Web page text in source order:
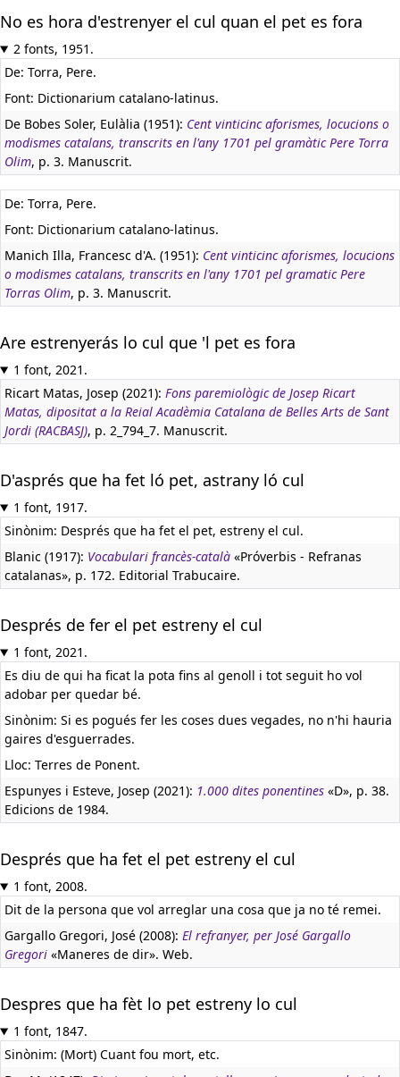
No es hora d'estrenyer el cul quan el pet es fora
2 fonts, 1951.
De: Torra, Pere.
Font: Dictionarium catalano-latinus.
De Bobes Soler, Eulàlia (1951): Cent vinticinc aforismes, locucions o
modismes catalans, transcrits en l'any 1701 pel gramàtic Pere Torra
Olim, p. 3. Manuscrit.
De: Torra, Pere.
Font: Dictionarium catalano-latinus.
Manich Illa, Francesc d'A. (1951): Cent vinticinc aforismes, locucions
o modismes catalans, transcrits en l'any 1701 pel gramatic Pere
Torras Olim, p. 3. Manuscrit.
Are estrenyerás lo cul que 'l pet es fora
1 font, 2021.
Ricart Matas, Josep (2021): Fons paremiològic de Josep Ricart
Matas, dipositat a la Reial Acadèmia Catalana de Belles Arts de Sant
Jordi (RACBASJ), p. 2_794_7. Manuscrit.
D'asprés que ha fet ló pet, astrany ló cul
1 font, 1917.
Sinònim: Després que ha fet el pet, estreny el cul.
Blanic (1917): Vocabulari francès-català «Próverbis - Refranas
catalanas», p. 172. Editorial Trabucaire.
Després de fer el pet estreny el cul
1 font, 2021.
Es diu de qui ha ficat la pota fins al genoll i tot seguit ho vol
adobar per quedar bé.
Sinònim: Si es pogués fer les coses dues vegades, no n'hi hauria
gaires d'esguerrades.
Lloc: Terres de Ponent.
Espunyes i Esteve, Josep (2021): 1.000 dites ponentines «D», p. 38.
Edicions de 1984.
Després que ha fet el pet estreny el cul
1 font, 2008.
Dit de la persona que vol arreglar una cosa que ja no té remei.
Gargallo Gregori, José (2008): El refranyer, per José Gargallo
Gregori «Maneres de dir». Web.
Despres que ha fèt lo pet estreny lo cul
1 font, 1847.
Sinònim: (Mort) Cuant fou mort, etc.